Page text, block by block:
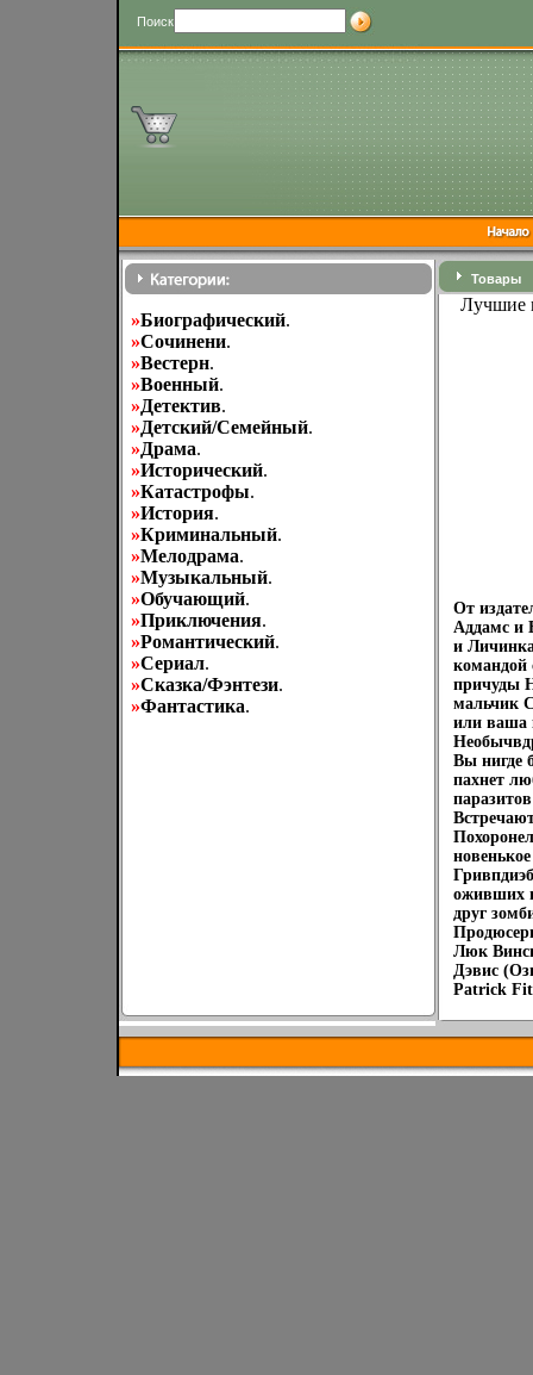
Поиск
»Биографический.
»Cочинени.
»Вестерн.
»Военный.
»Детектив.
»Детский/Семейный.
»Драма.
»Исторический.
»Катастрофы.
»История.
»Криминальный.
»Мелодрама.
»Музыкальный.
»Обучающий.
»Приключения.
»Романтический.
»Сериал.
»Сказка/Фэнтези.
»Фантастика.
Товары
Лучшие
От
Аддамс и
и
командой
причуды
мальчик
или ваша
Вы нигде
пахнет
оживших
друг
Люк
Дэвис
Patrick